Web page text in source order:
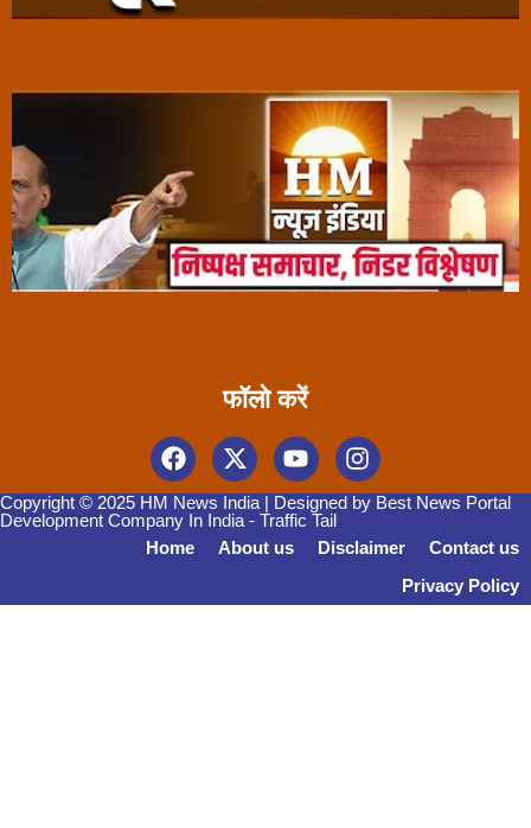
फॉलो करें
Copyright © 2025 HM News India | Designed by Best News Portal
Development Company In India - Traffic Tail
Home
About us Disclaimer
Contact us
Privacy Policy